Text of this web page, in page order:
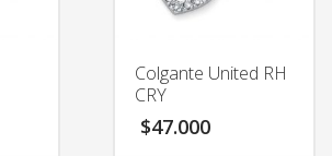
Colgante United RH
CRY
$47.000